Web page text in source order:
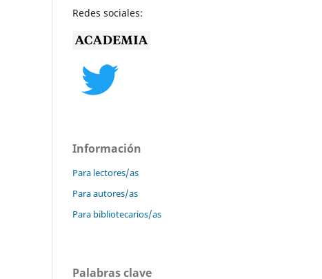
Redes sociales:
Información
Para lectores/as
Para autores/as
Para bibliotecarios/as
Palabras clave